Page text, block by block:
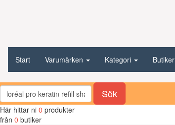
Start Varumärken Kategori Butiker
Sök
Här hittar ni 0 produkter
från 0 butiker